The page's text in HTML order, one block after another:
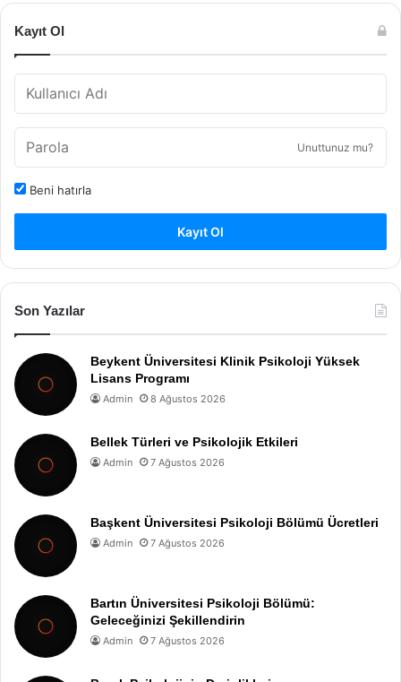
Kayıt Ol
Unuttunuz mu?
Beni hatırla
Kayıt Ol
Son Yazılar
Beykent Üniversitesi Klinik Psikoloji Yüksek
Lisans Programı
Admin 8 Ağustos 2026
Bellek Türleri ve Psikolojik Etkileri
Admin 7 Ağustos 2026
Başkent Üniversitesi Psikoloji Bölümü Ücretleri
Admin 7 Ağustos 2026
Bartın Üniversitesi Psikoloji Bölümü:
Geleceğinizi Şekillendirin
Admin 7 Ağustos 2026